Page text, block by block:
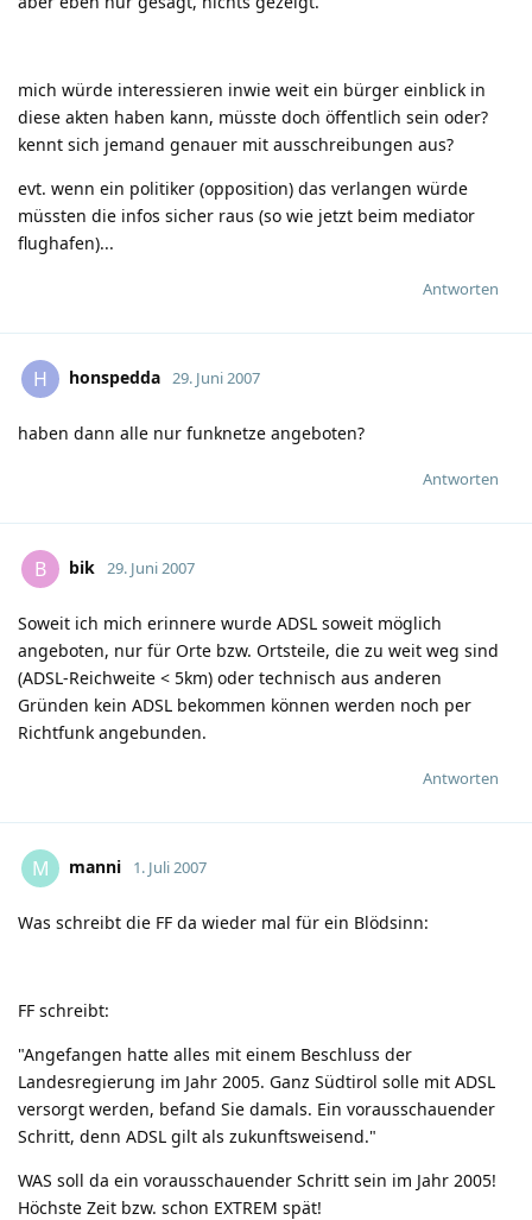
mich würde interessieren inwie weit ein bürger einblick in
diese akten haben kann, müsste doch öffentlich sein oder?
kennt sich jemand genauer mit ausschreibungen aus?
evt. wenn ein politiker (opposition) das verlangen würde
müssten die infos sicher raus (so wie jetzt beim mediator
flughafen)...
Antworten
H honspedda 29. Juni 2007
haben dann alle nur funknetze angeboten?
Antworten
B bik 29. Juni 2007
Soweit ich mich erinnere wurde ADSL soweit möglich
angeboten, nur für Orte bzw. Ortsteile, die zu weit weg sind
(ADSL-Reichweite < 5km) oder technisch aus anderen
Gründen kein ADSL bekommen können werden noch per
Richtfunk angebunden.
Antworten
M manni 1. Juli 2007
Was schreibt die FF da wieder mal für ein Blödsinn:
FF schreibt:
"Angefangen hatte alles mit einem Beschluss der
Landesregierung im Jahr 2005. Ganz Südtirol solle mit ADSL
versorgt werden, befand Sie damals. Ein vorausschauender
Schritt, denn ADSL gilt als zukunftsweisend."
WAS soll da ein vorausschauender Schritt sein im Jahr 2005!
Höchste Zeit bzw. schon EXTREM spät!